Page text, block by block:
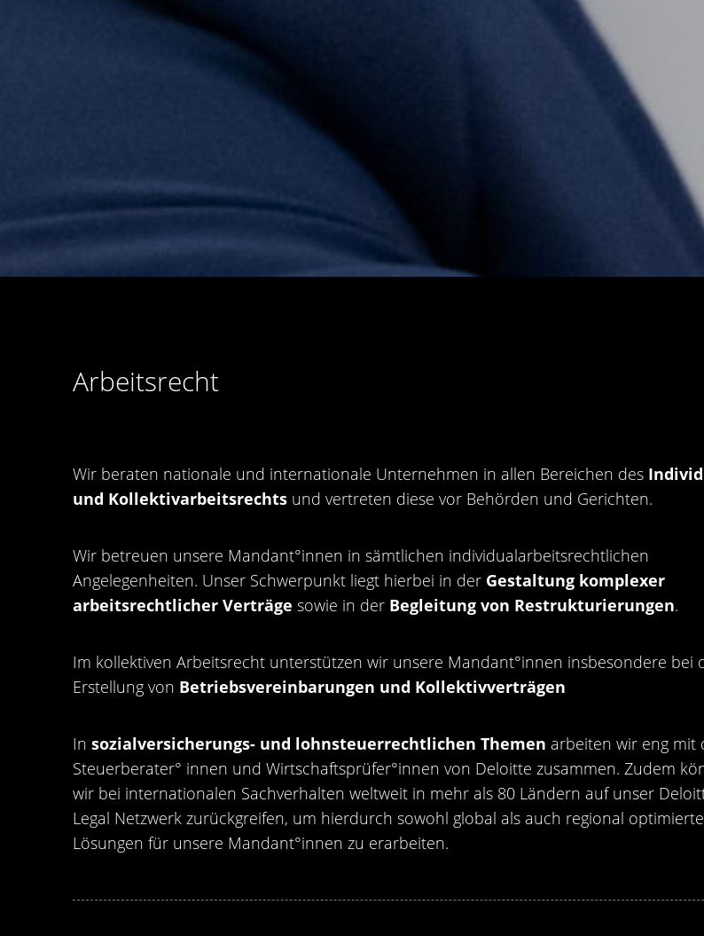
Arbeitsrecht
Wir beraten nationale und internationale Unternehmen in allen Bereichen des
und Kollektivarbeitsrechts und vertreten diese vor Behörden und Gerichten.
Wir betreuen unsere Mandant°innen in sämtlichen individualarbeitsrechtlichen
Angelegenheiten. Unser Schwerpunkt liegt hierbei in der Gestaltung komplexer
arbeitsrechtlicher Verträge sowie in der Begleitung von Restrukturierungen.
Im kollektiven Arbeitsrecht unterstützen wir unsere Mandant°innen insbesondere bei
Erstellung von Betriebsvereinbarungen und Kollektivverträgen
In sozialversicherungs- und lohnsteuerrechtlichen Themen arbeiten wir eng mit
Steuerberater° innen und Wirtschaftsprüfer°innen von Deloitte zusammen. Zudem
wir bei internationalen Sachverhalten weltweit in mehr als 80 Ländern auf unser
Legal Netzwerk zurückgreifen, um hierdurch sowohl global als auch regional optimierte
Lösungen für unsere Mandant°innen zu erarbeiten.